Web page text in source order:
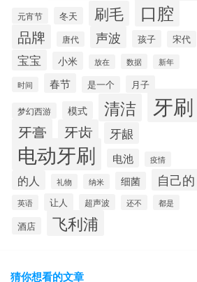
元宵节 冬天 刷毛 口腔
品牌 唐代 声波 孩子 宋代
宝宝 小米 放在 数据 新年
时间 春节 是一个 月子
梦幻西游 模式 清洁 牙刷
牙膏 牙齿 牙龈
电动牙刷 电池 疫情
的人 礼物 纳米 细菌 自己的
英语 让人 超声波 还不 都是
酒店 飞利浦
猜你想看的文章